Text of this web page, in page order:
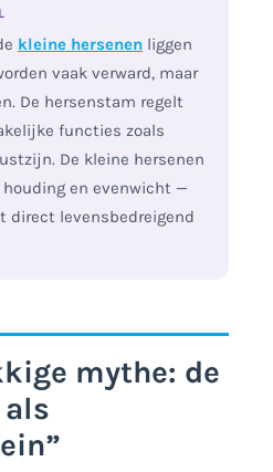
kleine hersenen liggen
vaak verward, maar
De hersenstam regelt
functies zoals
De kleine hersenen
en evenwicht —
direct levensbedreigend
mythe: de